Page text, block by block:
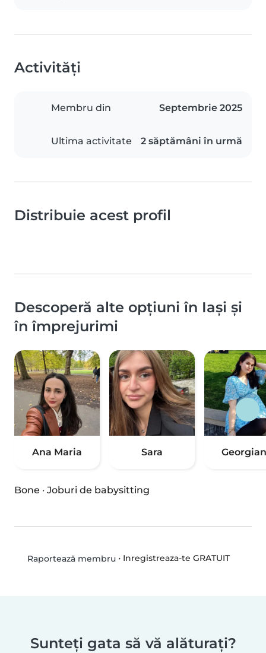
Activități
Membru din Septembrie 2025
Ultima activitate 2 săptămâni în urmă
Distribuie acest profil
Descoperă alte opțiuni în Iași și
în împrejurimi
Ana Maria Sara
Bone · Joburi de babysitting
Raportează membru• Inregistreaza-te GRATUIT
Sunteți gata să vă alăturați?